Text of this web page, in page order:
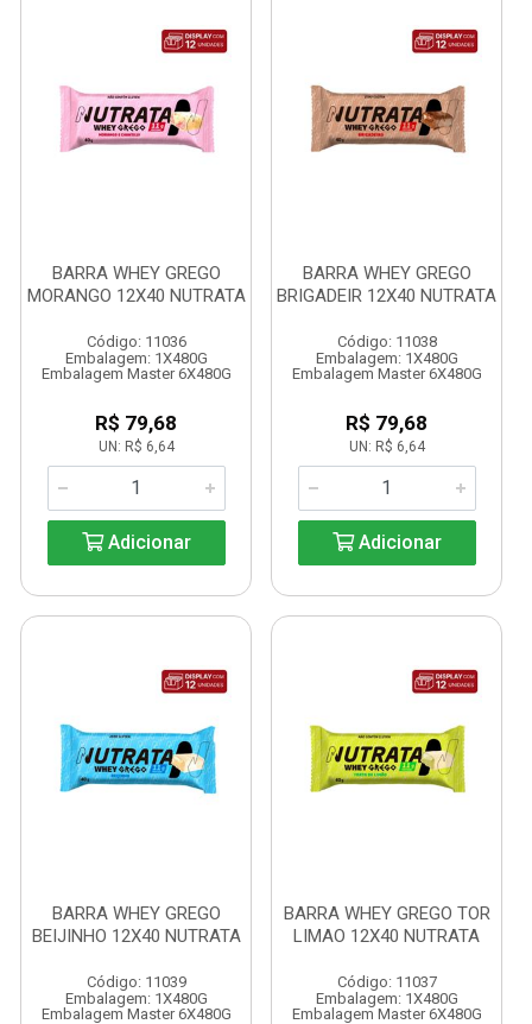
BARRA WHEY GREGO
MORANGO 12X40 NUTRATA
Código: 11036
Embalagem: 1X480G
Embalagem Master 6X480G
R$ 79,68
UN: R$ 6,64
Adicionar
BARRA WHEY GREGO
BRIGADEIR 12X40 NUTRATA
Código: 11038
Embalagem: 1X480G
Embalagem Master 6X480G
R$ 79,68
UN: R$ 6,64
Adicionar
BARRA WHEY GREGO
BEIJINHO 12X40 NUTRATA
Código: 11039
Embalagem: 1X480G
Embalagem Master 6X480G
BARRA WHEY GREGO TOR
LIMAO 12X40 NUTRATA
Código: 11037
Embalagem: 1X480G
Embalagem Master 6X480G